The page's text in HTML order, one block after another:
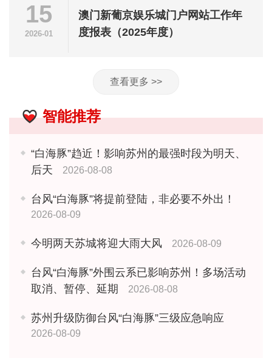
15
2026-01
澳门新葡京娱乐城门户网站工作年
度报表（2025年度）
查看更多 >>
智能推荐
“白海豚”趋近！影响苏州的最强时段为明天、
后天
2026-08-08
台风“白海豚”将提前登陆，非必要不外出！
2026-08-09
今明两天苏城将迎大雨大风 2026-08-09
台风“白海豚”外围云系已影响苏州！多场活动
取消、暂停、延期
2026-08-08
苏州升级防御台风“白海豚”三级应急响应
2026-08-09